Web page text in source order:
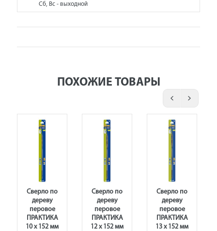
Сб, Вс - выходной
ПОХОЖИЕ ТОВАРЫ
Сверло по
дереву
перовое
ПРАКТИКА
10 х 152 мм
Сверло по
дереву
перовое
ПРАКТИКА
12 х 152 мм
Сверло по
дереву
перовое
ПРАКТИКА
13 х 152 мм